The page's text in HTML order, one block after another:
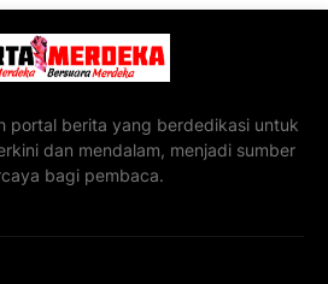
portal berita yang berdedikasi untuk
dan mendalam, menjadi sumber
bagi pembaca.